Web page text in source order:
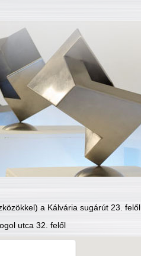
a Kálvária sugárút 23. felől
utca 32. felől